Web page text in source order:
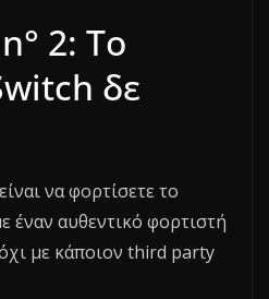
2: Το
δε
να φορτίσετε το
έναν αυθεντικό φορτιστή
με κάποιον third party